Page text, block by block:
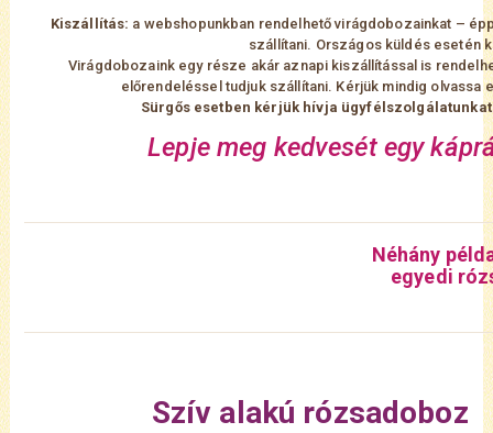
Kiszállítás: a webshopunkban rendelhető virágdobozainkat –
szállítani. Országos küldés esetén
Virágdobozaink egy része akár aznapi kiszállítással is
előrendeléssel tudjuk szállítani. Kérjük mindig
Sürgős esetben kérjük hívja
Lepje meg kedvesét egy
Néhány
egyedi
Szív alakú rózsadoboz